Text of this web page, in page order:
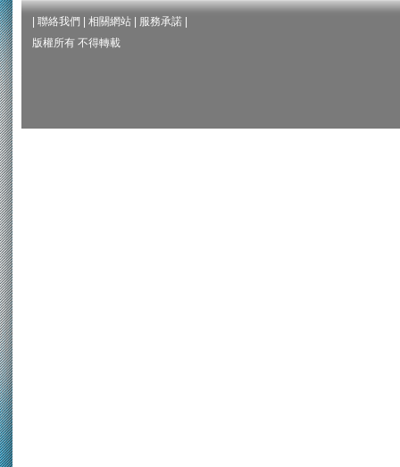
聯絡我們 相關網站 服務承諾
版權所有 不得轉載